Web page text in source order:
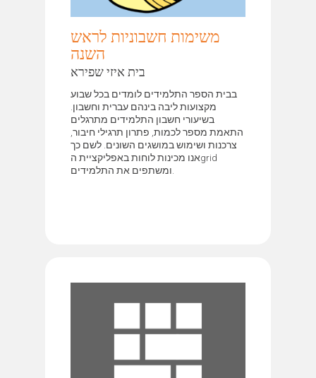
משימות חשבוניות לראש
השנה
בית איזי שפירא
בבית הספר התלמידים לומדים בכל שבוע
מקצועות ליבה בינהם עברית וחשבון.
בשיעורי חשבון התלמידים מתרגלים
התאמת מספר לכמות, פתרון תרגילי חיבור,
צרכנות ושימוש במושגים השונים. לשם כך
אנו מכינות לוחות באפליקציית הgrid